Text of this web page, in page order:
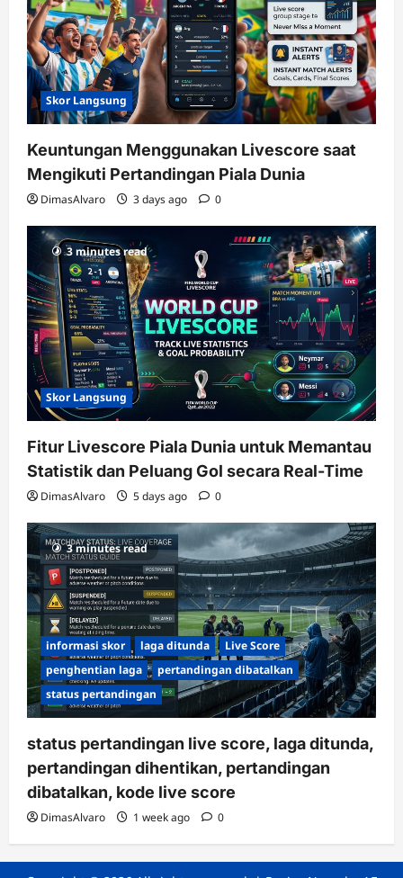
Skor Langsung
Keuntungan Menggunakan Livescore saat
Mengikuti Pertandingan Piala Dunia
DimasAlvaro 3 days ago 0
3 minutes read
Skor Langsung
Fitur Livescore Piala Dunia untuk Memantau
Statistik dan Peluang Gol secara Real-Time
DimasAlvaro 5 days ago 0
3 minutes read
informasi skor laga ditunda
Live Score
penghentian laga
pertandingan dibatalkan
status pertandingan
status pertandingan live score, laga ditunda,
pertandingan dihentikan, pertandingan
dibatalkan, kode live score
DimasAlvaro 1 week ago 0